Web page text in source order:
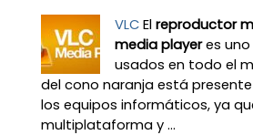
VLC El reproductor
media playeres uno
usados en todo el
del cono naranja está
los equipos informáticos, ya
multiplataforma y ...